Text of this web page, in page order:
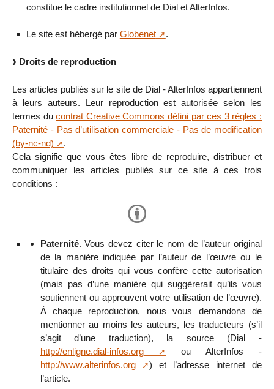
constitue le cadre institutionnel de Dial et AlterInfos.
Le site est hébergé par Globenet .
Droits de reproduction
Les articles publiés sur le site de Dial - AlterInfos appartiennent
à leurs auteurs. Leur reproduction est autorisée selon les
termes ducontrat Creative Commons défini par ces 3 règles :
Paternité - Pas d’utilisation commerciale - Pas de modification
(by-nc-nd)
.
Cela signifie que vous êtes libre de reproduire, distribuer et
communiquer les articles publiés sur ce site à ces trois
conditions :
Paternité. Vous devez citer le nom de l’auteur original
de la manière indiquée par l’auteur de l’œuvre ou le
titulaire des droits qui vous confère cette autorisation
(mais pas d’une manière qui suggèrerait qu’ils vous
soutiennent ou approuvent votre utilisation de l’œuvre).
À chaque reproduction, nous vous demandons de
mentionner au moins les auteurs, les traducteurs (s’il
s’agit d’une traduction), la source (Dial -
http://enligne.dial-infos.org
ou AlterInfos -
http://www.alterinfos.org
) et l’adresse internet de
l’article.